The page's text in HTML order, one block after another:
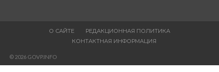
О САЙТЕ
РЕДАКЦИОННАЯ ПОЛИТИКА
КОНТАКТНАЯ ИНФОРМАЦИЯ
© 2026 GOVP.INFO